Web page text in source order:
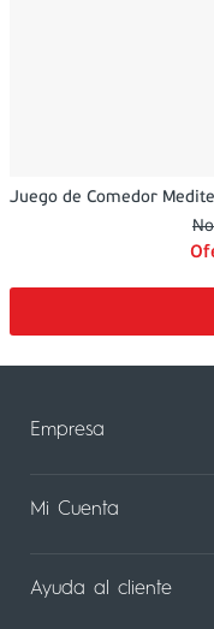
Juego de Comedor
Empresa
Sobre Nosotros
Mi Cuenta
Mi Perfil
Ayuda al cliente